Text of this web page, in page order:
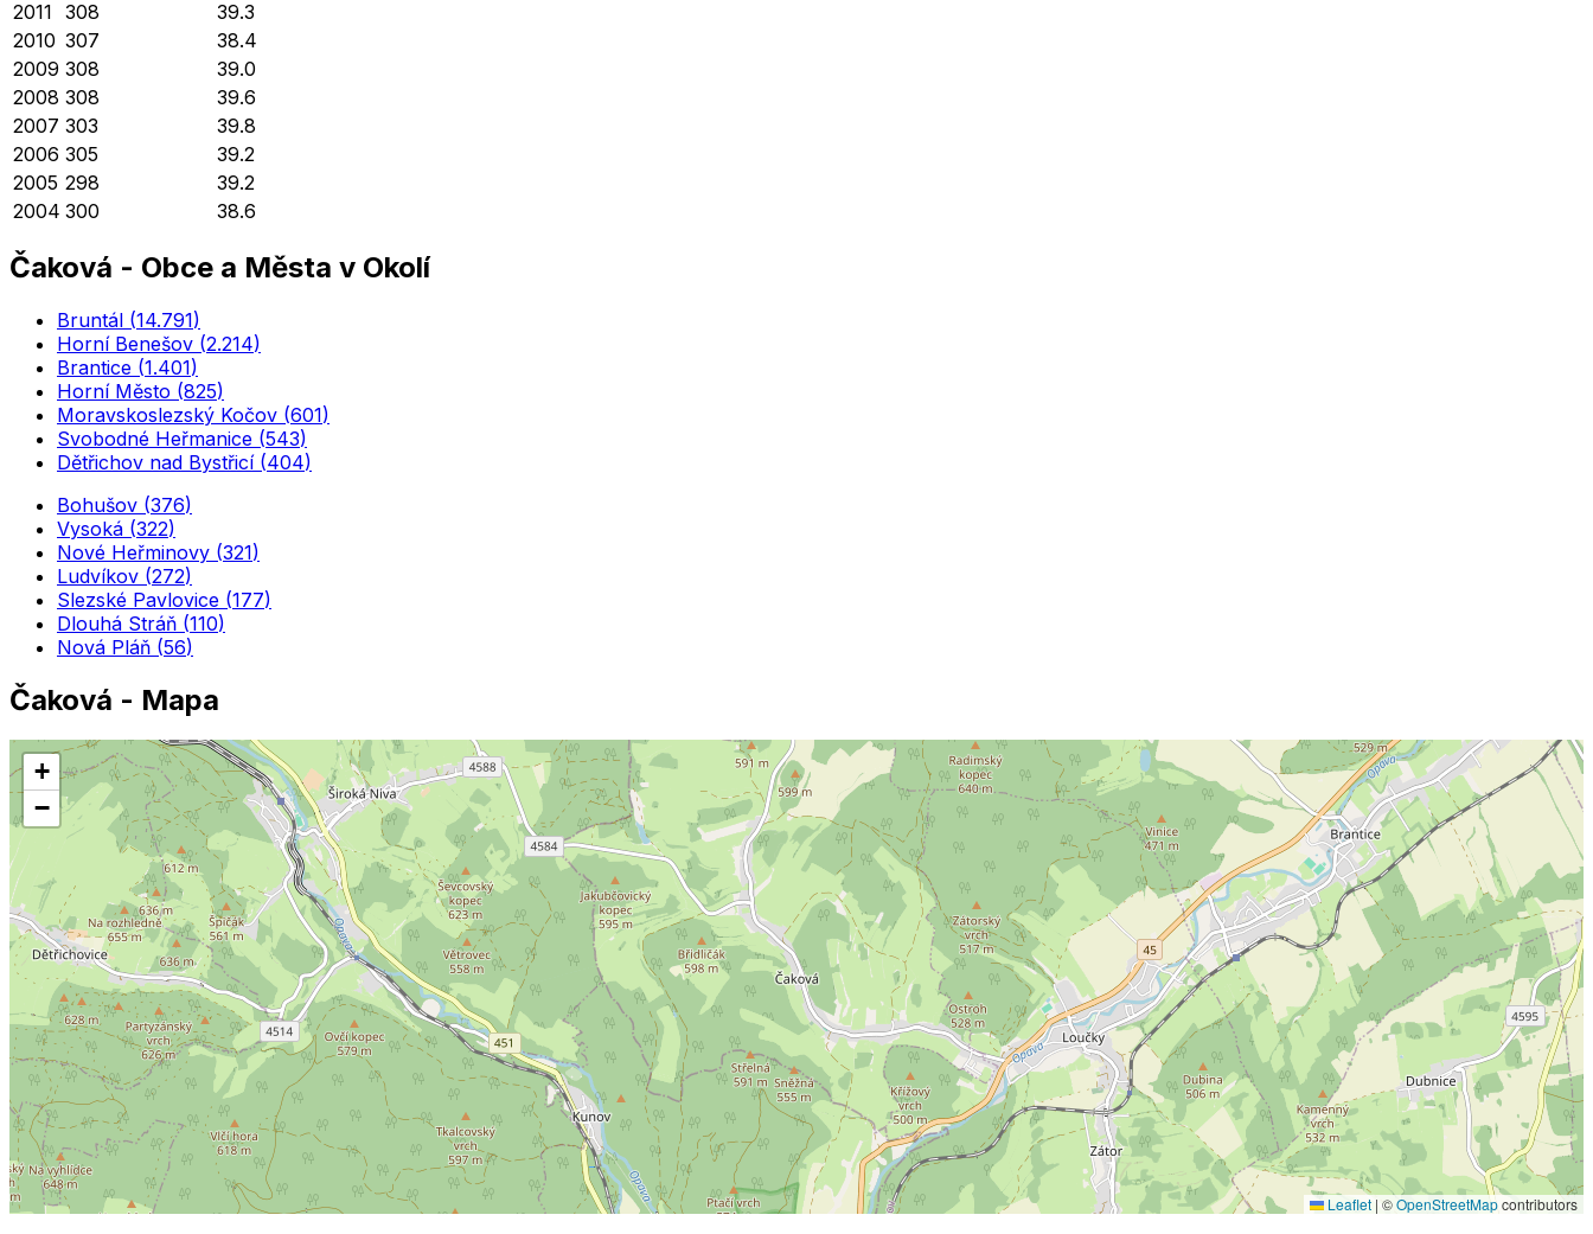
2011 308
39.3
2010 307
38.4
2009 308
39.0
2008 308
39.6
2007 303
39.8
2006 305
39.2
2005 298
39.2
2004 300 38.6
Čaková - Obce a Města v Okolí
Bruntál (14.791)
Horní Benešov (2.214)
Brantice (1.401)
Horní Město (825)
Moravskoslezský Kočov (601)
Svobodné Heřmanice (543)
Dětřichov nad Bystřicí(404)
Bohušov (376)
Vysoká (322)
Nové Heřminovy (321)
Ludvíkov (272)
Slezské Pavlovice (177)
Dlouhá Stráň (110)
Nová Pláň (56)
Čaková - Mapa
+
−
Leaflet | ©OpenStreetMapcontributors